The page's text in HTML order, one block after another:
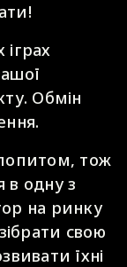
Обмін
тож
в одну з
на ринку
свою
їхні